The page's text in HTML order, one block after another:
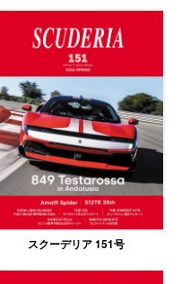
スクーデリア 151号